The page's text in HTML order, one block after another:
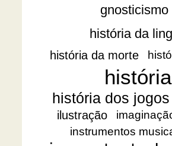
gnosticismo
história da
história da morte
história dos jogos
ilustração
instrumentos